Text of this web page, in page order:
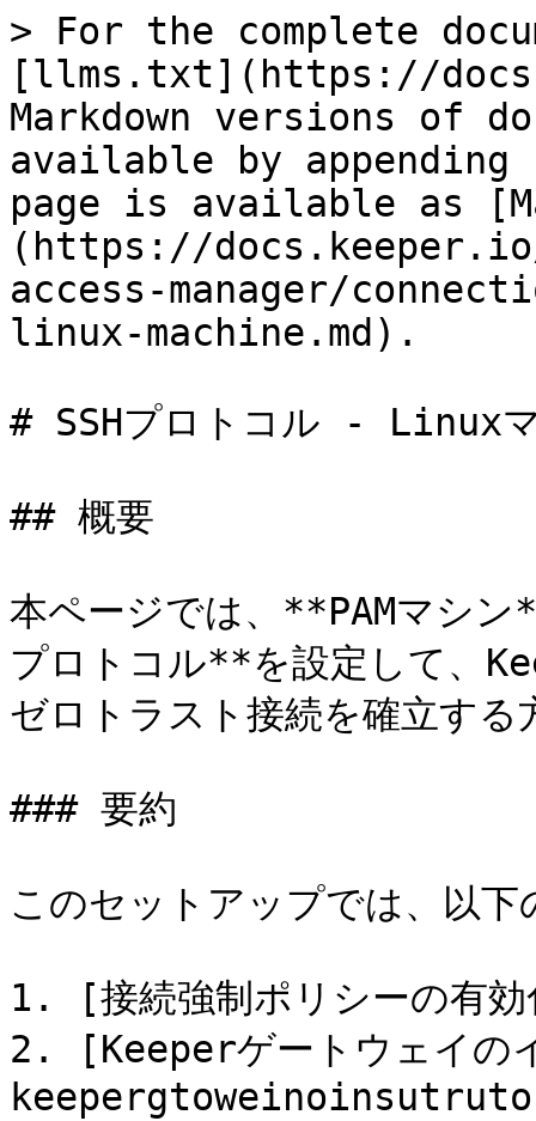
> For the complete
[llms.txt](https://
Markdown versions of
available by
page is available as
(https://
access-manager/
linux-machine.md).
# SSHプロトコル - Linux
## 概要
本ページでは、**PAMマシ
プロトコル**を設定して、
ゼロトラスト接続を確立す
### 要約
このセットアップでは、以
1. [接続強制ポリシーの
2. [Keeperゲートウェイ